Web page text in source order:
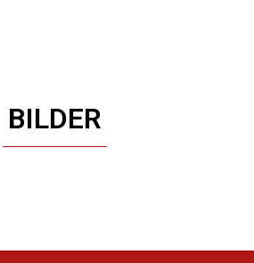
BILDER